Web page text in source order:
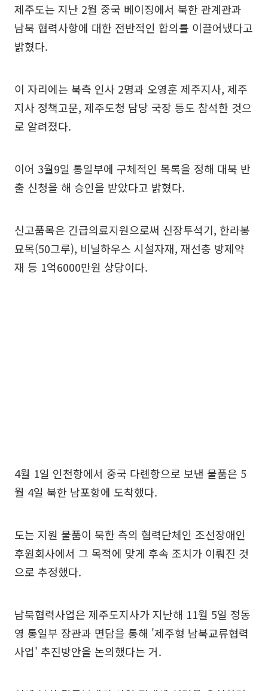
제주도는 지난 2월 중국 베이징에서 북한 관계관과
남북 협력사항에 대한 전반적인 합의를 이끌어냈다고
밝혔다.
이 자리에는 북측 인사 2명과 오영훈 제주지사, 제주
지사 정책고문, 제주도청 담당 국장 등도 참석한 것으
로 알려졌다.
이어 3월9일 통일부에 구체적인 목록을 정해 대북 반
출 신청을 해 승인을 받았다고 밝혔다.
신고품목은 긴급의료지원으로써 신장투석기, 한라봉
묘목(50그루), 비닐하우스 시설자재, 재선충 방제약
재 등 1억6000만원 상당이다.
4월 1일 인천항에서 중국 다롄항으로 보낸 물품은 5
월 4일 북한 남포항에 도착했다.
도는 지원 물품이 북한 측의 협력단체인 조선장애인
후원회사에서 그 목적에 맞게 후속 조치가 이뤄진 것
으로 추정했다.
남북협력사업은 제주도지사가 지난해 11월 5일 정동
영 통일부 장관과 면담을 통해 '제주형 남북교류협력
사업' 추진방안을 논의했다는 거.